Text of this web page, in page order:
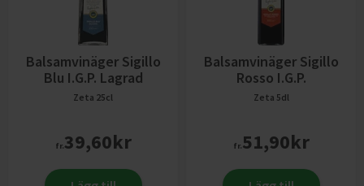
Balsamvinäger Sigillo
Blu I.G.P. Lagrad
Zeta 25cl
fr.39,60kr
Balsamvinäger Sigillo
Rosso I.G.P.
Zeta 5dl
fr.51,90kr